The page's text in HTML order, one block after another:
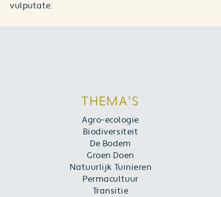
vulputate.
THEMA'S
Agro-ecologie
Biodiversiteit
De Bodem
Groen Doen
Natuurlijk Tuinieren
Permacultuur
Transitie